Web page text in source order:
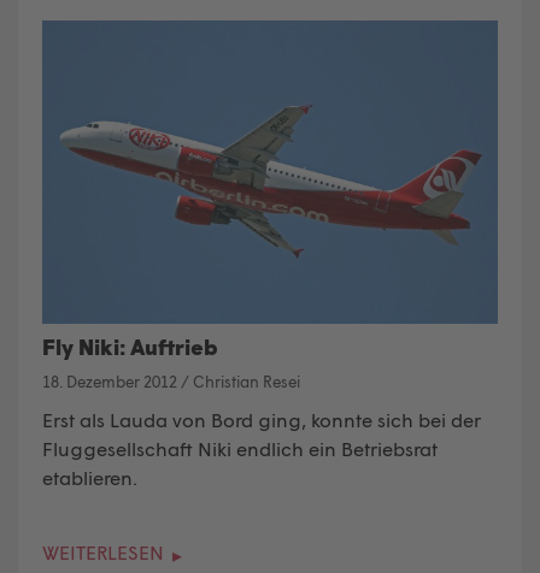
Fly Niki: Auftrieb
18. Dezember 2012 / Christian Resei
Erst als Lauda von Bord ging, konnte sich bei der
Fluggesellschaft Niki endlich ein Betriebsrat
etablieren.
WEITERLESEN